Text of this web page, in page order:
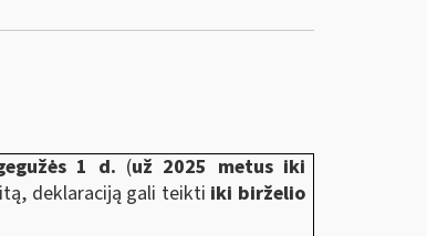
1 d. (už 2025 metus iki
deklaraciją gali teikti iki birželio